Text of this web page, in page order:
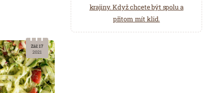
Zář. 17
2021
krajiny. Když chcete být spolu a
přitom mít klid.